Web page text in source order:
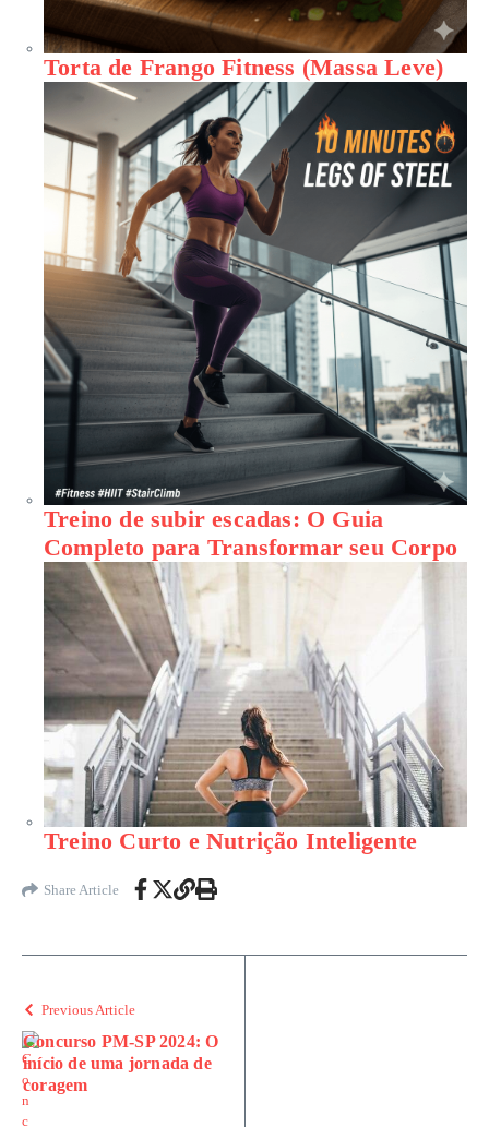
Torta de Frango Fitness (Massa Leve)
Treino de subir escadas: O Guia
Completo para Transformar seu Corpo
Treino Curto e Nutrição Inteligente
Share Article
Previous Article
Concurso PM-SP 2024: O
início de uma jornada de
coragem